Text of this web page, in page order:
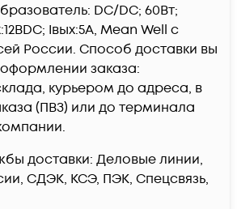
DC/DC; 60Вт;
Iвых:5А, Mean Well c
России. Способ доставки вы
заказа:
курьером до адреса, в
(ПВЗ) или до терминала
доставки: Деловые линии,
СДЭК, КСЭ, ПЭК, Спецсвязь,